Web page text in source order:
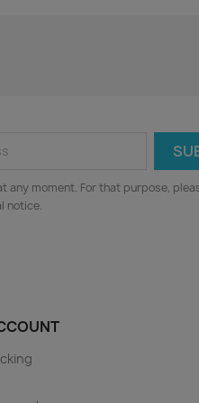
any moment. For that purpose,
notice.